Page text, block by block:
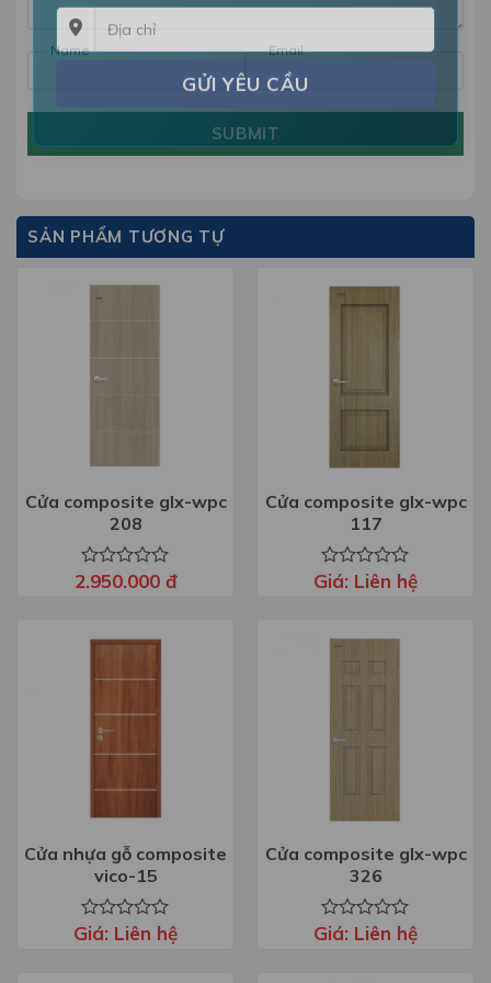
Name Email
SUBMIT
SẢN PHẨM TƯƠNG TỰ
Cửa composite glx-wpc
208
Được
2.950.000 đ
Cửa composite glx-wpc
117
Được
Giá: Liên hệ
Cửa nhựa gỗ composite
vico-15
Được
Giá: Liên hệ
Cửa composite glx-wpc
326
Được
Giá: Liên hệ